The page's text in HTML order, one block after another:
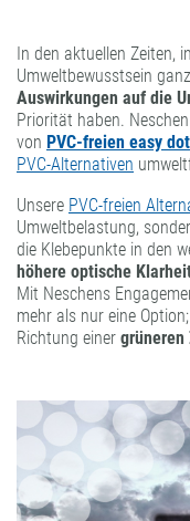
In den aktuellen Zeiten,
Umweltbewusstsein
Auswirkungen auf die
Priorität haben.
von PVC-freien easy dot
PVC-Alternativen
Unsere PVC-freien
Umweltbelastung,
die Klebepunkte in den
höhere optische
Mit Neschens
mehr als nur eine
Richtung einer